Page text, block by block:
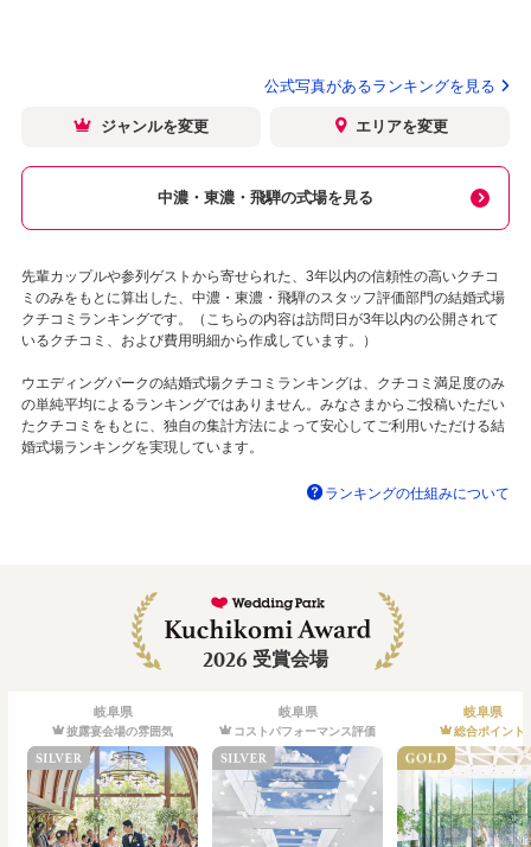
公式写真があるランキングを見る
ジャンルを変更 エリアを変更
中濃・東濃・飛騨の式場を見る
先輩カップルや参列ゲストから寄せられた、3年以内の信頼性の高いクチコ
ミのみをもとに算出した、中濃・東濃・飛騨のスタッフ評価部門の結婚式場
クチコミランキングです。（こちらの内容は訪問日が3年以内の公開されて
いるクチコミ、および費用明細から作成しています。）
ウエディングパークの結婚式場クチコミランキングは、クチコミ満足度のみ
の単純平均によるランキングではありません。みなさまからご投稿いただい
たクチコミをもとに、独自の集計方法によって安心してご利用いただける結
婚式場ランキングを実現しています。
ランキングの仕組みについて
2026 受賞会場
岐阜県
披露宴会場の雰囲気
岐阜県
コストパフォーマンス評価
岐阜県
総合ポイント